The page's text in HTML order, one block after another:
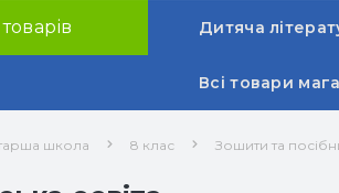
Дитяча
Всі товари
школа 8 клас Зошити та